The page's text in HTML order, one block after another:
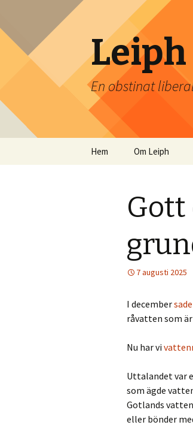
En obstinat
Hoppa
Hem Om Leiph
Gott
7 augusti 2025
I decembersade
råvatten som är
Nu har vi
Uttalandet var
som ägde
Gotlands
eller bönder